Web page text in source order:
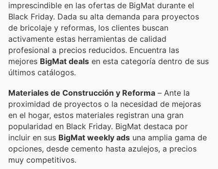
imprescindible en las ofertas de BigMat durante el
Black Friday. Dada su alta demanda para proyectos
de bricolaje y reformas, los clientes buscan
activamente estas herramientas de calidad
profesional a precios reducidos. Encuentra las
mejores BigMat deals en esta categoría dentro de sus
últimos catálogos.
Materiales de Construcción y Reforma – Ante la
proximidad de proyectos o la necesidad de mejoras
en el hogar, estos materiales registran una gran
popularidad en Black Friday. BigMat destaca por
incluir en sus BigMat weekly ads una amplia gama de
opciones, desde cemento hasta azulejos, a precios
muy competitivos.